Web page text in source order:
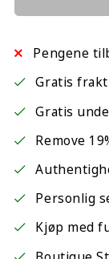
Pengene
Gratis frakt
Gratis
Remove
Personlig
Kjøp med